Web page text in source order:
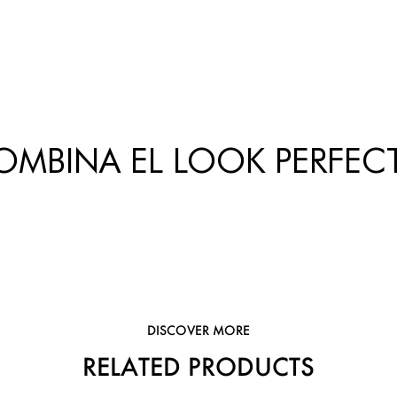
EL LOOK
DISCOVER MORE
RELATED PRODUCTS